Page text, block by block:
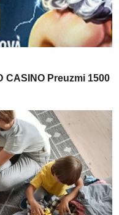
CASINO Preuzmi 1500